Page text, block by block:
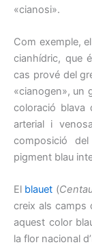
«cianosi».
Com exemple,
cianhídric, que
cas prové del
«cianogen», un
coloració blava
arterial i
composició
pigment blau
El blauet (
creix als camps
aquest color
la flor nacional